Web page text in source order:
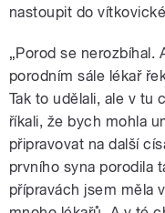
nastoupit do
„Porod se nerozbíhal.
porodním sále lékař
Tak to udělali, ale v tu
říkali, že bych mohla
připravovat na další
prvního syna porodila
přípravách jsem měla